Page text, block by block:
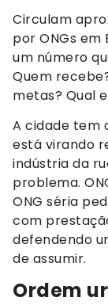
Circulam
por ONGs em
um número
Quem
metas? Qual
A cidade tem
está virando
indústria da
problema.
ONG séria
com
defendendo
de assumir.
Ordem